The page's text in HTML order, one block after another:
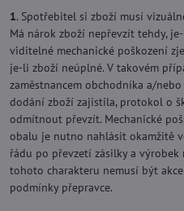
1. Spotřebitel si zboží musí
Má nárok zboží nepřevzít tehdy,
viditelné mechanické poškození
je-li zboží neúplné. V takovém
zaměstnancem obchodníka a/
dodání zboží zajistila, protokol o
odmítnout převzít. Mechanické
obalu je nutno nahlásit okamžitě
řádu po převzetí zásilky a výrobek
tohoto charakteru nemusí být
podmínky přepravce.